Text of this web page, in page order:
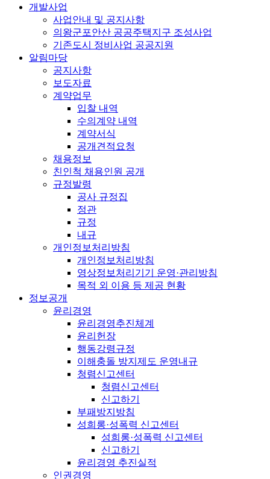
개발사업
사업안내 및 공지사항
의왕군포안산 공공주택지구 조성사업
기존도시 정비사업 공공지원
알림마당
공지사항
보도자료
계약업무
입찰 내역
수의계약 내역
계약서식
공개견적요청
채용정보
친인척 채용인원 공개
규정발령
공사 규정집
정관
규정
내규
개인정보처리방침
개인정보처리방침
영상정보처리기기 운영·관리방침
목적 외 이용 등 제공 현황
정보공개
윤리경영
윤리경영추진체계
윤리헌장
행동강령규정
이해충돌 방지제도 운영내규
청렴신고센터
청렴신고센터
신고하기
부패방지방침
성희롱·성폭력 신고센터
성희롱·성폭력 신고센터
신고하기
윤리경영 추진실적
인권경영